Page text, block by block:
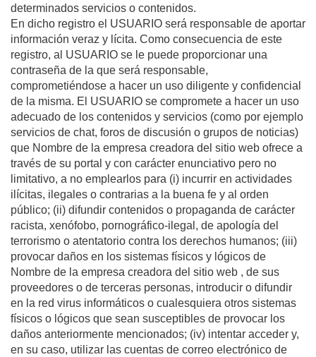
determinados servicios o contenidos.
En dicho registro el USUARIO será responsable de aportar
información veraz y lícita. Como consecuencia de este
registro, al USUARIO se le puede proporcionar una
contraseña de la que será responsable,
comprometiéndose a hacer un uso diligente y confidencial
de la misma. El USUARIO se compromete a hacer un uso
adecuado de los contenidos y servicios (como por ejemplo
servicios de chat, foros de discusión o grupos de noticias)
que Nombre de la empresa creadora del sitio web ofrece a
través de su portal y con carácter enunciativo pero no
limitativo, a no emplearlos para (i) incurrir en actividades
ilícitas, ilegales o contrarias a la buena fe y al orden
público; (ii) difundir contenidos o propaganda de carácter
racista, xenófobo, pornográfico-ilegal, de apología del
terrorismo o atentatorio contra los derechos humanos; (iii)
provocar daños en los sistemas físicos y lógicos de
Nombre de la empresa creadora del sitio web , de sus
proveedores o de terceras personas, introducir o difundir
en la red virus informáticos o cualesquiera otros sistemas
físicos o lógicos que sean susceptibles de provocar los
daños anteriormente mencionados; (iv) intentar acceder y,
en su caso, utilizar las cuentas de correo electrónico de